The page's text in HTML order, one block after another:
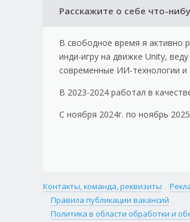
Расскажите о себе что-
В свободное время я активно
инди-игру на движке Unity,
современные ИИ-технологии
В 2023-2024 работал в
С ноября 2024г. по ноябрь
Контакты, команда, реквизиты
Правила публикации вакансий
Политика в области обработки и